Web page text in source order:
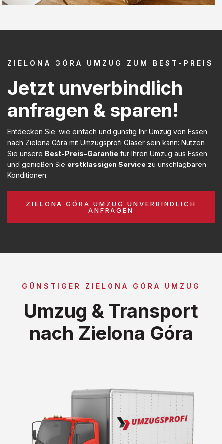
ZIELONA GÓRA UMZUG ZUM BEST-PREIS
Jetzt unverbindlich
anfragen & sparen!
Entdecken Sie, wie einfach und günstig Ihr Umzug von Essen
nach Zielona Góra mit Umzugsprofi Glaser sein kann: Nutzen
Sie unsere Best-Preis-Garantie für Ihren Umzug aus Essen
und genießen Sie erstklassigen Service zu unschlagbaren
Konditionen.
ZIELONA GÓRA UMZUG UNVERBINDLICH
ANFRAGEN
GÜNSTIGER ZIELONA GÓRA UMZUG
Umzug & Transport
nach Zielona Góra